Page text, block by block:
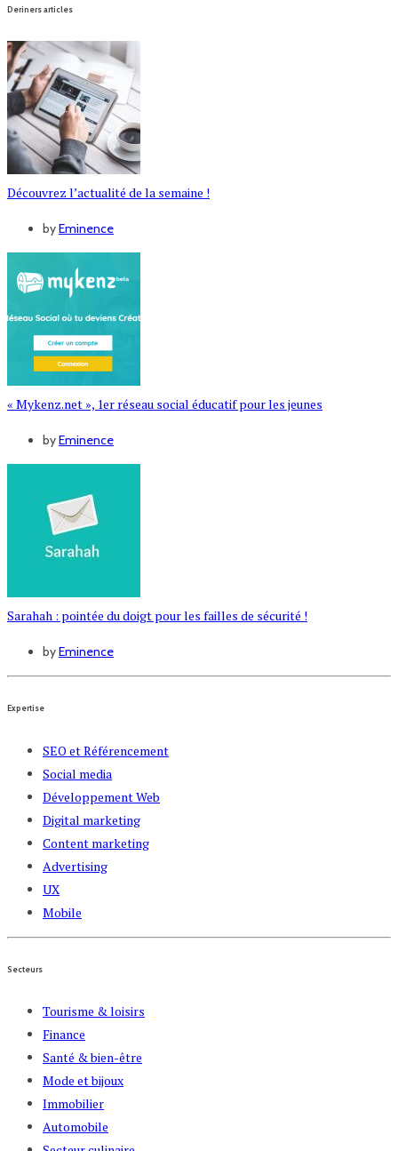
Deriners articles
Découvrez l’actualité de la semaine !
byEminence
« Mykenz.net », 1er réseau social éducatif pour les jeunes
byEminence
Sarahah : pointée du doigt pour les failles de sécurité !
byEminence
Expertise
SEO et Référencement
Social media
Développement Web
Digital marketing
Content marketing
Advertising
UX
Mobile
Secteurs
Tourisme & loisirs
Finance
Santé & bien-être
Mode et bijoux
Immobilier
Automobile